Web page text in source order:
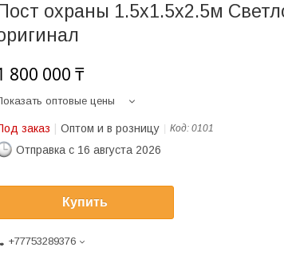
охраны 1.5х1.5х2.5м
800 000 ₸
оптовые цены
заказ Оптом и в розницу Код: 0101
Отправка с 16 августа 2026
Купить
+77753289376